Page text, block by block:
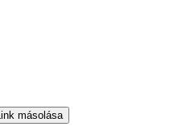
Link másolása